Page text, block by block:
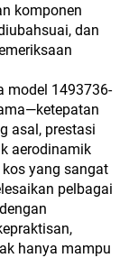
komponen
dan
model 1493736-
asal, prestasi
aerodinamik
yang sangat
pelbagai
hanya mampu